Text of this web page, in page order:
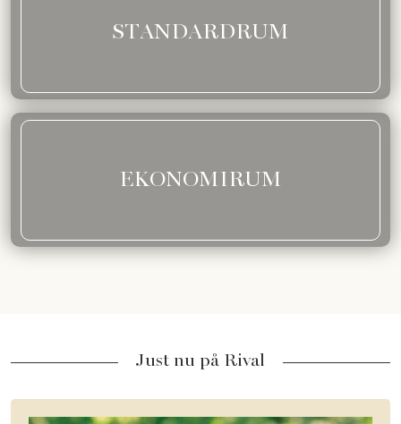
STANDARDRUM
EKONOMIRUM
Just nu på Rival